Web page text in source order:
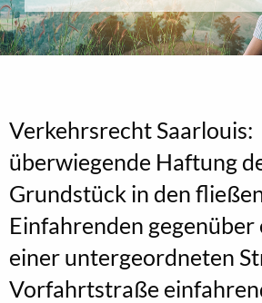
Verkehrsrecht Saarlouis:
überwiegende Haftung
Grundstück in den
Einfahrenden gegenüber
einer untergeordneten
Vorfahrtstraße